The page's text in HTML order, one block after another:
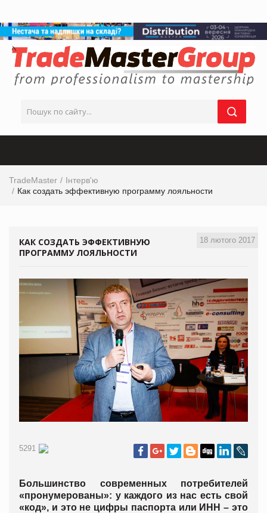
TradeMaster
Інтерв'ю
Как создать эффективную программу лояльности
18 лютого 2017
КАК СОЗДАТЬ ЭФФЕКТИВНУЮ
ПРОГРАММУ ЛОЯЛЬНОСТИ
5291
Большинство современных потребителей
«пронумерованы»: у каждого из нас есть свой
«код», и это не цифры паспорта или ИНН – это